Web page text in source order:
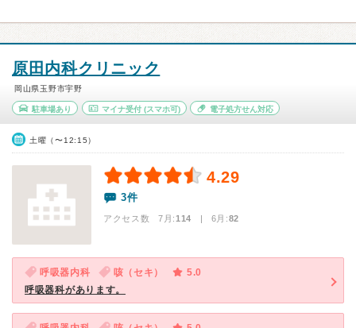
原田内科クリニック
岡山県玉野市宇野
駐車場あり マイナ受付(スマホ可) 電子処方せん対応
土曜（〜12:15）
4.29
3件
アクセス数 7月:114 | 6月:82
呼吸器内科 咳（セキ）
5.0
呼吸器科があります。